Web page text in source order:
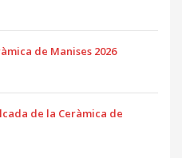
de Manises 2026
de la Ceràmica de